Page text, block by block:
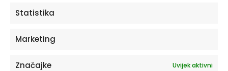
Statistika
Marketing
Značajke
Uvijek aktivni